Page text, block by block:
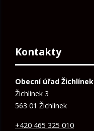
Kontakty
Obecní úřad Žichlínek
Žichlínek 3
563 01 Žichlínek
+420 465 325 010